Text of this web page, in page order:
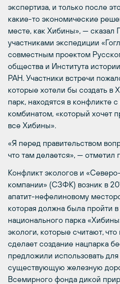
экспертиза, и только после
какие-то экономические
месте, как Хибины», — сказал
участниками экспедиции
совместным проектом
общества и Института
РАН. Участники встречи
которые хотели бы создать в
парк, находятся в конфликте
комбинатом, «который хочет
все Хибины».
«Я перед правительством
что там делается», — отметил
Конфликт экологов и
компании» (СЗФК) возник в
апатит-нефелиновому
которая должна была пройти
национального парка
экологи, которые считают,
сделает создание нацпарка
предложили использовать
существующую железную
Всемирного фонда дикой